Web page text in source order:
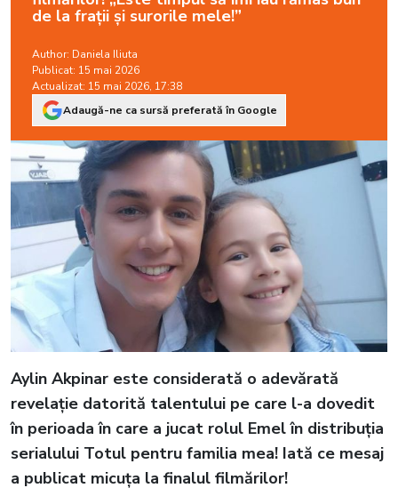
de la frații și surorile mele!”
Author: Daniela Iliuta
Publicat: 15 mai 2026
Actualizat: 15 mai 2026, 17:38
Adaugă-ne ca sursă preferată în Google
Aylin Akpinar este considerată o adevărată
revelație datorită talentului pe care l-a dovedit
în perioada în care a jucat rolul Emel în distribuția
serialului Totul pentru familia mea! Iată ce mesaj
a publicat micuța la finalul filmărilor!